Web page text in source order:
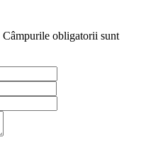
Câmpurile obligatorii sunt